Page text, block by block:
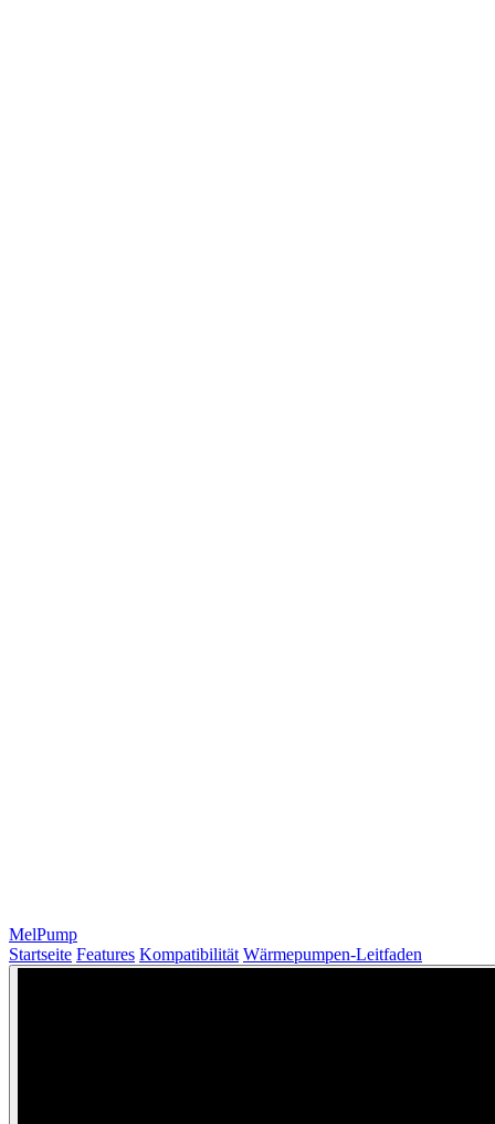
MelPump
Startseite Features Kompatibilität Wärmepumpen-Leitfaden